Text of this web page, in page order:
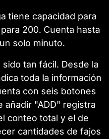
tiene capacidad para
200. Cuenta hasta
solo minuto.
tan fácil. Desde la
toda la información
con seis botones
añadir "ADD" registra
conteo total y el de
cantidades de fajos